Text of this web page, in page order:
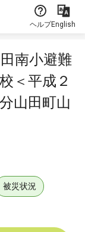
ヘルプEnglish
南小避難
＜平成２
山田町山
被災状況